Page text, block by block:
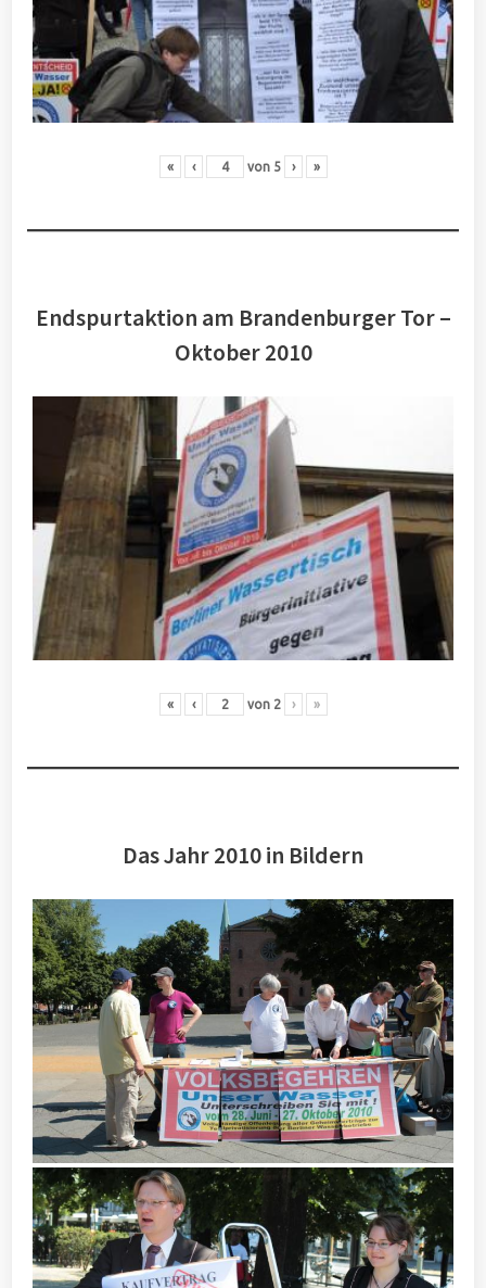
« ‹ von 5 › »
Endspurtaktion am Brandenburger Tor –
Oktober 2010
« ‹ von 2 › »
Das Jahr 2010 in Bildern